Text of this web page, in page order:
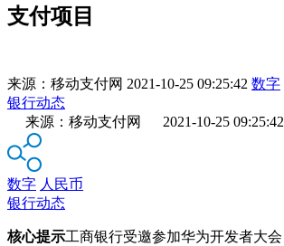
支付项目
来源： 移动支付网 2021-10-25 09:25:42 数字
银行动态
来源：移动支付网 2021-10-25 09:25:42
数字 人民币
银行动态
核心提示工商银行受邀参加华为开发者大会